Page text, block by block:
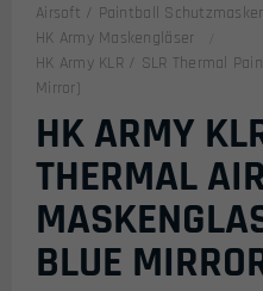
Airsoft / Paintball
HK Army Maskengläser
HK Army KLR / SLR Thermal
Mirror)
HK ARMY
THERMAL
BLUE